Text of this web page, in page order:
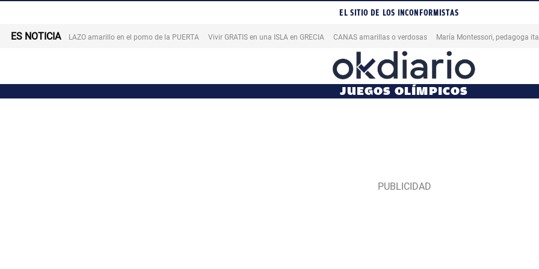
EL SITIO DE LOS INCONFORMISTAS
ES NOTICIA LAZO amarillo en el pomo de la PUERTA Vivir GRATIS en una ISLA en GRECIA CANAS amarillas o verdosas
JUEGOS OLÍMPICOS